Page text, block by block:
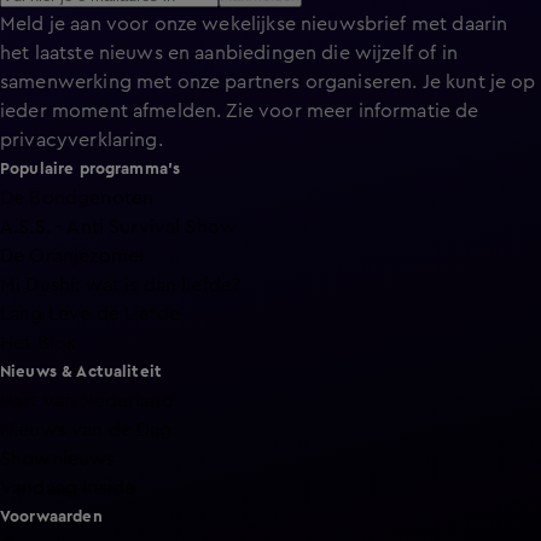
Meld je aan voor onze wekelijkse nieuwsbrief met daarin
het laatste nieuws en aanbiedingen die wijzelf of in
samenwerking met onze partners organiseren. Je kunt je op
ieder moment afmelden. Zie voor meer informatie de
privacyverklaring.
Populaire programma's
Nieuws & Actualiteit
Voorwaarden